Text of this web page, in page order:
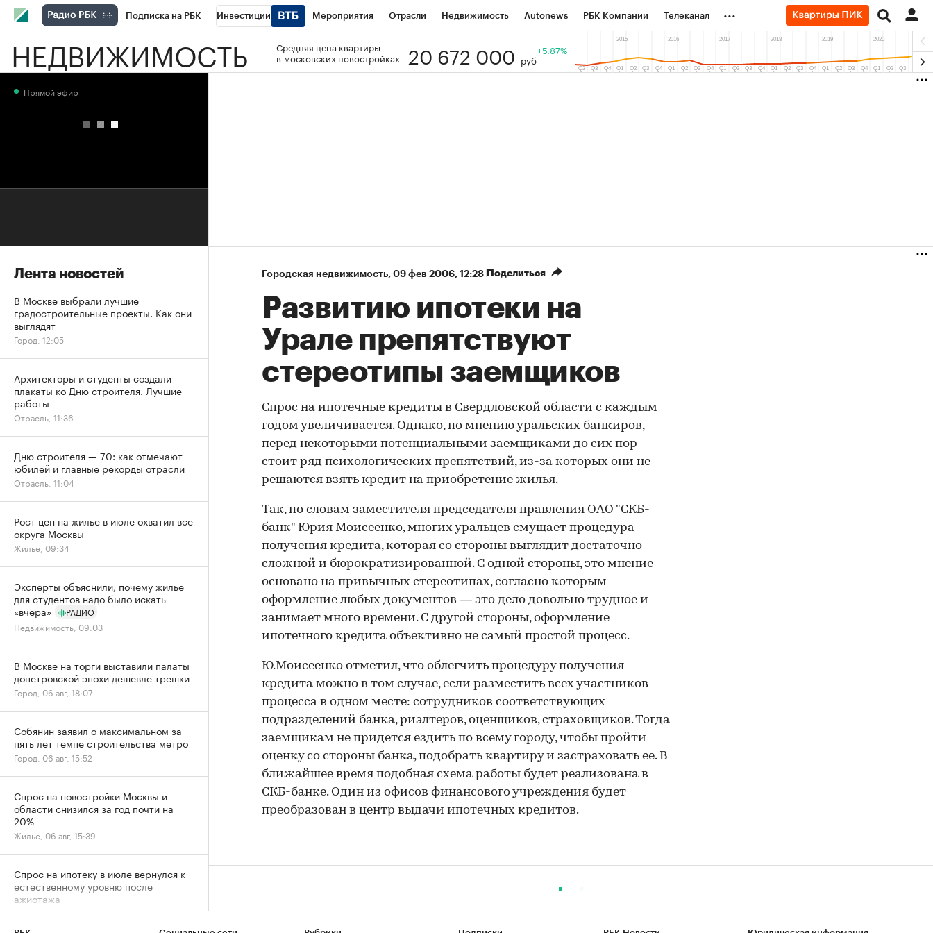
Подписка на РБК Инвестиции Мероприятия Отрасли Недвижимость Autonews РБК Компании Телеканал
РБК Вино Спорт Школа управления РБК РБК Образование Тренды
...
НЕДВИЖИМОСТЬ
Средняя цена квартиры
в московских новостройках
20 672 000 руб
+5.87%
Городская недвижимость⁠, 09 фев 2006, 12:28 Поделиться
Развитию ипотеки на
Урале препятствуют
стереотипы заемщиков
Спрос на ипотечные кредиты в Свердловской области с каждым
годом увеличивается. Однако, по мнению уральских банкиров,
перед некоторыми потенциальными заемщиками до сих пор
стоит ряд психологических препятствий, из-за которых они не
решаются взять кредит на приобретение жилья.
Так, по словам заместителя председателя правления ОАО "СКБ-
банк" Юрия Моисеенко, многих уральцев смущает процедура
получения кредита, которая со стороны выглядит достаточно
сложной и бюрократизированной. С одной стороны, это мнение
основано на привычных стереотипах, согласно которым
оформление любых документов — это дело довольно трудное и
занимает много времени. С другой стороны, оформление
ипотечного кредита объективно не самый простой процесс.
Ю.Моисеенко отметил, что облегчить процедуру получения
кредита можно в том случае, если разместить всех участников
процесса в одном месте: сотрудников соответствующих
подразделений банка, риэлтеров, оценщиков, страховщиков. Тогда
заемщикам не придется ездить по всему городу, чтобы пройти
оценку со стороны банка, подобрать квартиру и застраховать ее. В
ближайшее время подобная схема работы будет реализована в
СКБ-банке. Один из офисов финансового учреждения будет
преобразован в центр выдачи ипотечных кредитов.
Прямой эфир
Лента новостей
В Москве выбрали лучшие
градостроительные проекты. Как они
выглядят
Город, 12:05
Архитекторы и студенты создали
плакаты ко Дню строителя. Лучшие
работы
Отрасль, 11:36
Дню строителя — 70: как отмечают
юбилей и главные рекорды отрасли
Отрасль, 11:04
Рост цен на жилье в июле охватил все
округа Москвы
Жилье, 09:34
Эксперты объяснили, почему жилье
для студентов надо было искать
«вчера»
РАДИО
Недвижимость, 09:03
В Москве на торги выставили палаты
допетровской эпохи дешевле трешки
Город, 06 авг, 18:07
Собянин заявил о максимальном за
пять лет темпе строительства метро
Город, 06 авг, 15:52
Спрос на новостройки Москвы и
области снизился за год почти на
20%
Жилье, 06 авг, 15:39
Спрос на ипотеку в июле вернулся к
естественному уровню после
ажиотажа
Деньги, 06 авг, 13:32